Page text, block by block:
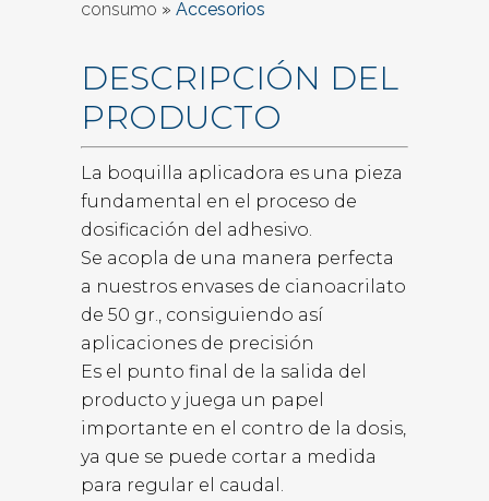
consumo » Accesorios
DESCRIPCIÓN DEL
PRODUCTO
La boquilla aplicadora es una pieza
fundamental en el proceso de
dosificación del adhesivo.
Se acopla de una manera perfecta
a nuestros envases de cianoacrilato
de 50 gr., consiguiendo así
aplicaciones de precisión
Es el punto final de la salida del
producto y juega un papel
importante en el contro de la dosis,
ya que se puede cortar a medida
para regular el caudal.